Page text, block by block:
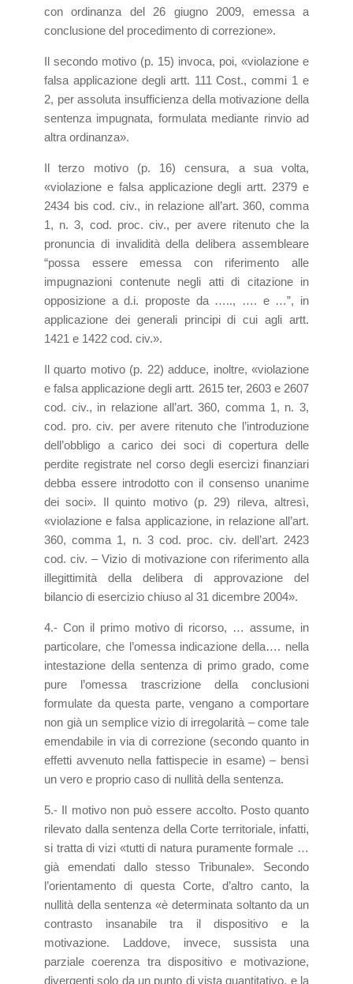
con ordinanza del 26 giugno 2009, emessa a
conclusione del procedimento di correzione».
Il secondo motivo (p. 15) invoca, poi, «violazione e
falsa applicazione degli artt. 111 Cost., commi 1 e
2, per assoluta insufficienza della motivazione della
sentenza impugnata, formulata mediante rinvio ad
altra ordinanza».
Il terzo motivo (p. 16) censura, a sua volta,
«violazione e falsa applicazione degli artt. 2379 e
2434 bis cod. civ., in relazione all’art. 360, comma
1, n. 3, cod. proc. civ., per avere ritenuto che la
pronuncia di invalidità della delibera assembleare
“possa essere emessa con riferimento alle
impugnazioni contenute negli atti di citazione in
opposizione a d.i. proposte da ….., …. e …”, in
applicazione dei generali principi di cui agli artt.
1421 e 1422 cod. civ.».
Il quarto motivo (p. 22) adduce, inoltre, «violazione
e falsa applicazione degli artt. 2615 ter, 2603 e 2607
cod. civ., in relazione all’art. 360, comma 1, n. 3,
cod. pro. civ. per avere ritenuto che l’introduzione
dell’obbligo a carico dei soci di copertura delle
perdite registrate nel corso degli esercizi finanziari
debba essere introdotto con il consenso unanime
dei soci». Il quinto motivo (p. 29) rileva, altresì,
«violazione e falsa applicazione, in relazione all’art.
360, comma 1, n. 3 cod. proc. civ. dell’art. 2423
cod. civ. – Vizio di motivazione con riferimento alla
illegittimità della delibera di approvazione del
bilancio di esercizio chiuso al 31 dicembre 2004».
4.- Con il primo motivo di ricorso, … assume, in
particolare, che l’omessa indicazione della…. nella
intestazione della sentenza di primo grado, come
pure l’omessa trascrizione della conclusioni
formulate da questa parte, vengano a comportare
non già un semplice vizio di irregolarità – come tale
emendabile in via di correzione (secondo quanto in
effetti avvenuto nella fattispecie in esame) – bensì
un vero e proprio caso di nullità della sentenza.
5.- Il motivo non può essere accolto. Posto quanto
rilevato dalla sentenza della Corte territoriale, infatti,
si tratta di vizi «tutti di natura puramente formale …
già emendati dallo stesso Tribunale». Secondo
l’orientamento di questa Corte, d’altro canto, la
nullità della sentenza «è determinata soltanto da un
contrasto insanabile tra il dispositivo e la
motivazione. Laddove, invece, sussista una
parziale coerenza tra dispositivo e motivazione,
divergenti solo da un punto di vista quantitativo, e la